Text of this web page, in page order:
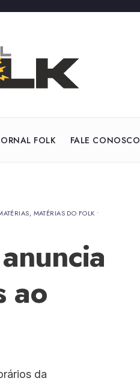
FOLK FALE CONOSCO
, MATÉRIAS DO FOLK •
ao
da